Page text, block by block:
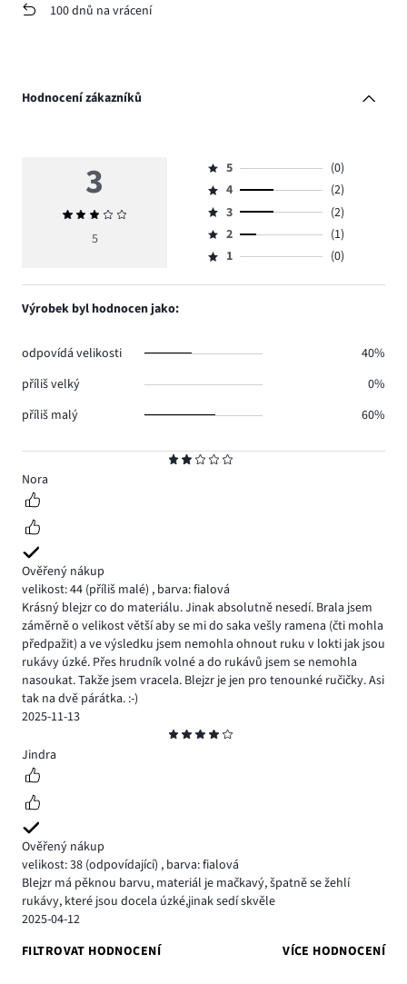
100 dnů na vrácení
Hodnocení zákazníků
2
Nora
Ověřený nákup
velikost: 44 (příliš malé) , barva: fialová
Krásný blejzr co do materiálu. Jinak absolutně nesedí. Brala jsem
záměrně o velikost větší aby se mi do saka vešly ramena (čti mohla
předpažit) a ve výsledku jsem nemohla ohnout ruku v lokti jak jsou
rukávy úzké. Přes hrudník volné a do rukávů jsem se nemohla
nasoukat. Takže jsem vracela. Blejzr je jen pro tenounké ručičky. Asi
tak na dvě párátka. :-)
2025-11-13
4
Jindra
Ověřený nákup
velikost: 38 (odpovídající) , barva: fialová
Blejzr má pěknou barvu, materiál je mačkavý, špatně se žehlí
rukávy, které jsou docela úzké,jinak sedí skvěle
2025-04-12
FILTROVAT HODNOCENÍ
VÍCE HODNOCENÍ
3
Průměrné
hodnocení
5
Hodnocení
5,
počet
hlasů
0.
5
(0)
Hodnocení
4,
počet
hlasů
4
(2)
Hodnocení
3,
počet
3
(2)
Hodnocení
2,
2
(1)
Hodnocení
1,
1 (0)
Výrobek byl hodnocen jako:
odpovídá velikosti
40%
příliš velký
0%
příliš malý
60%